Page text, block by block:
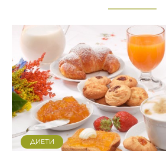
ДИЕТИ